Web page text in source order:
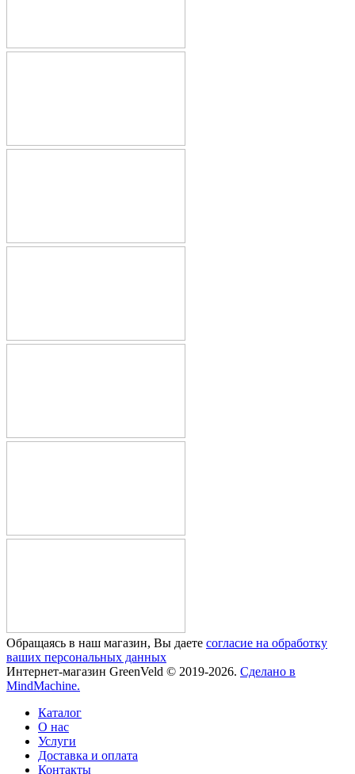
Обращаясь в наш магазин, Вы даете согласие на обработку
ваших персональных данных
Интернет-магазин GreenVeld © 2019-2026. Сделано в
MindMachine.
Каталог
О нас
Услуги
Доставка и оплата
Контакты